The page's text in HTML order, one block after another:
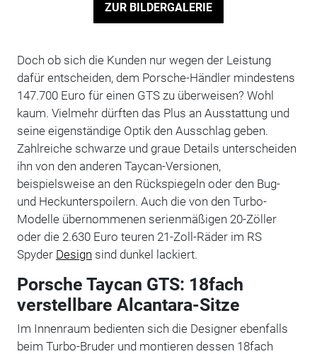
ZUR BILDERGALERIE
Doch ob sich die Kunden nur wegen der Leistung
dafür entscheiden, dem Porsche-Händler mindestens
147.700 Euro für einen GTS zu überweisen? Wohl
kaum. Vielmehr dürften das Plus an Ausstattung und
seine eigenständige Optik den Ausschlag geben.
Zahlreiche schwarze und graue Details unterscheiden
ihn von den anderen Taycan-Versionen,
beispielsweise an den Rückspiegeln oder den Bug-
und Heckunterspoilern. Auch die von den Turbo-
Modelle übernommenen serienmäßigen 20-Zöller
oder die 2.630 Euro teuren 21-Zoll-Räder im RS
Spyder Design sind dunkel lackiert.
Porsche Taycan GTS: 18fach
verstellbare Alcantara-Sitze
Im Innenraum bedienten sich die Designer ebenfalls
beim Turbo-Bruder und montieren dessen 18fach